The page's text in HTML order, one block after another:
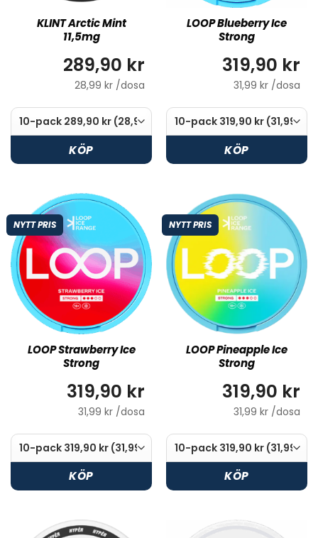
KLINT Arctic Mint
11,5mg
289,90 kr
28,99 kr /dosa
KÖP
LOOP Blueberry Ice
Strong
319,90 kr
31,99 kr /dosa
KÖP
NYTT PRIS
LOOP Strawberry Ice
Strong
319,90 kr
31,99 kr /dosa
KÖP
NYTT PRIS
LOOP Pineapple Ice
Strong
319,90 kr
31,99 kr /dosa
KÖP